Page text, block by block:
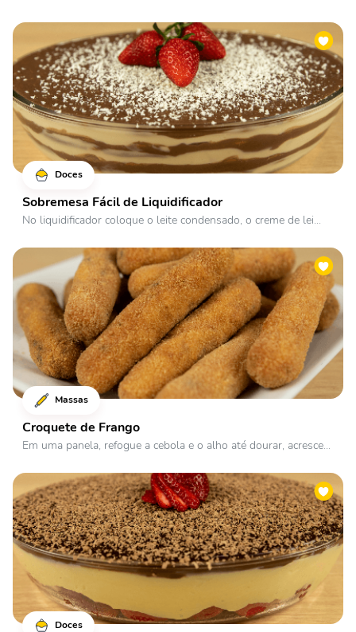
Doces
Sobremesa Fácil de Liquidificador
No liquidificador coloque o leite condensado, o creme de lei...
Massas
Croquete de Frango
Em uma panela, refogue a cebola e o alho até dourar, acresce...
Doces